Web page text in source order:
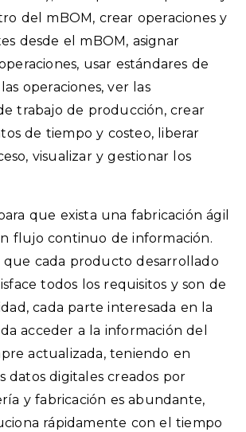
del mBOM, crear operaciones y
desde el mBOM, asignar
usar estándares de
operaciones, ver las
trabajo de producción, crear
de tiempo y costeo, liberar
visualizar y gestionar los
que exista una fabricación ágil
flujo continuo de información.
que cada producto desarrollado
todos los requisitos y son de
cada parte interesada en la
acceder a la información del
actualizada, teniendo en
datos digitales creados por
y fabricación es abundante,
rápidamente con el tiempo